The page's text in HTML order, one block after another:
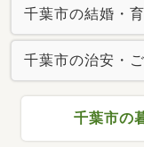
千葉市の結婚・
千葉市の治安・
千葉市の